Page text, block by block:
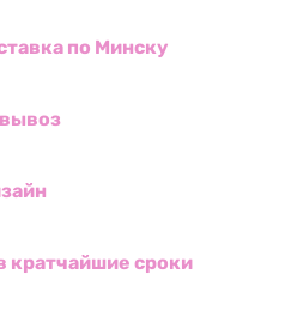
по Минску
кратчайшие сроки